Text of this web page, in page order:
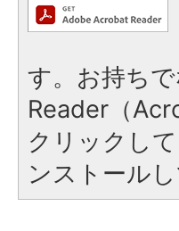
す。お持ち
Reader（
クリックし
ンストールし